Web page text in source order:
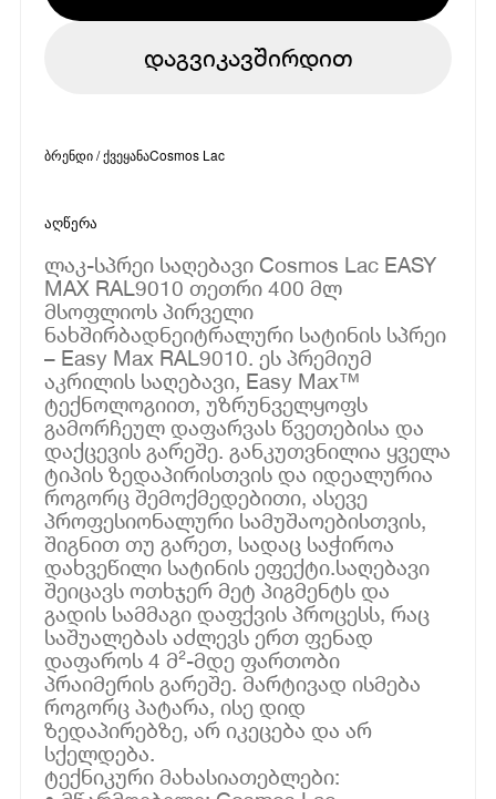
დაგვიკავშირდით
ბრენდი / ქვეყანაCosmos Lac
აღწერა
ლაკ-სპრეი საღებავი Cosmos Lac EASY
MAX RAL9010 თეთრი 400 მლ
მსოფლიოს პირველი
ნახშირბადნეიტრალური სატინის სპრეი
– Easy Max RAL9010. ეს პრემიუმ
აკრილის საღებავი, Easy Max™
ტექნოლოგიით, უზრუნველყოფს
გამორჩეულ დაფარვას წვეთებისა და
დაქცევის გარეშე. განკუთვნილია ყველა
ტიპის ზედაპირისთვის და იდეალურია
როგორც შემოქმედებითი, ასევე
პროფესიონალური სამუშაოებისთვის,
შიგნით თუ გარეთ, სადაც საჭიროა
დახვეწილი სატინის ეფექტი.საღებავი
შეიცავს ოთხჯერ მეტ პიგმენტს და
გადის სამმაგი დაფქვის პროცესს, რაც
საშუალებას აძლევს ერთ ფენად
დაფაროს 4 მ²-მდე ფართობი
პრაიმერის გარეშე. მარტივად ისმება
როგორც პატარა, ისე დიდ
ზედაპირებზე, არ იკეცება და არ
სქელდება.
ტექნიკური მახასიათებლები: